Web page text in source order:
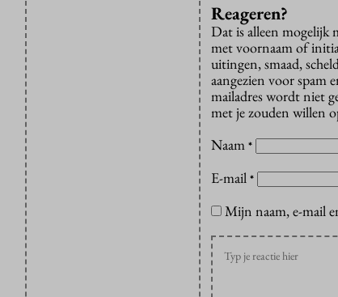
Reageren?
Dat is alleen mogelijk
met voornaam of
uitingen, smaad,
aangezien voor spam
mailadres wordt niet
met je zouden willen
Naam *
E-mail *
Mijn naam, e-mail